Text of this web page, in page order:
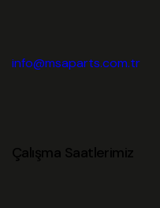
info@msaparts.com.tr
Çalışma Saatlerimiz